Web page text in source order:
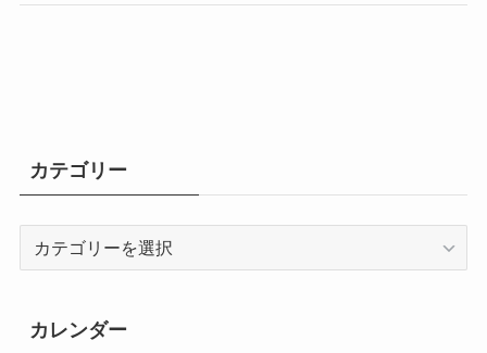
カテゴリー
ー
カレンダー